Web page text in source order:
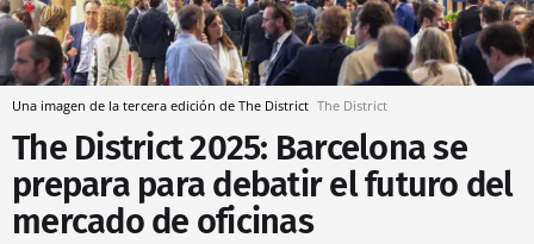
Una imagen de la tercera edición de The District The District
The District 2025: Barcelona se
prepara para debatir el futuro del
mercado de oficinas